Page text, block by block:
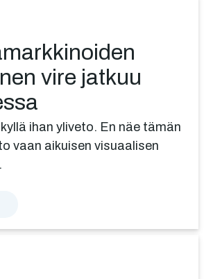
vire jatkuu
ihan yliveto. En näe tämän
vaan aikuisen visuaalisen